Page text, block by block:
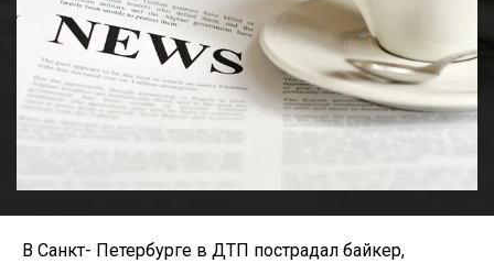
В Санкт- Петербурге в ДТП пострадал байкер,